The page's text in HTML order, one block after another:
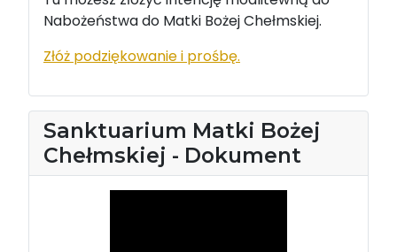
Nabożeństwa do Matki Bożej Chełmskiej.
Złóż podziękowanie i prośbę.
Sanktuarium Matki Bożej
Chełmskiej - Dokument